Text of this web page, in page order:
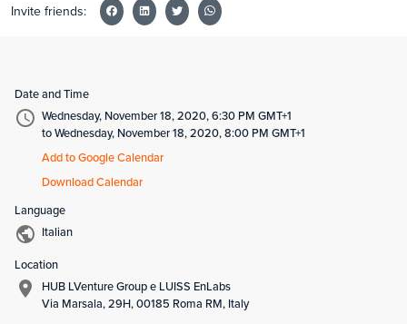
Invite friends:
Date and Time
Wednesday, November 18, 2020, 6:30 PM GMT+1
to Wednesday, November 18, 2020, 8:00 PM GMT+1
Add to Google Calendar
Download Calendar
Language
Italian
Location
HUB LVenture Group e LUISS EnLabs
Via Marsala, 29H, 00185 Roma RM, Italy